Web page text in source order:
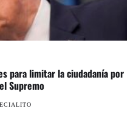
para limitar la ciudadanía por
Supremo